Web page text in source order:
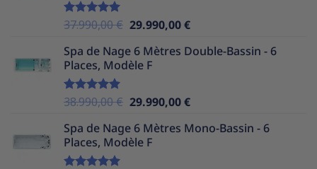
Note5.00
37.990,00€ Le
initial
était :
29.990,00€Le
actuel
Spa de Nage 6 Mètres Double-Bassin - 6
Places, Modèle F
Note5.00
38.990,00€ Le
initial
était :
29.990,00€Le
actuel
Spa de Nage 6 Mètres Mono-Bassin - 6
Places, Modèle F